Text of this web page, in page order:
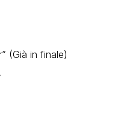
(Già in finale)